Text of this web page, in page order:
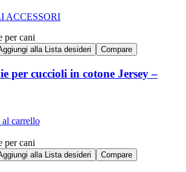
ACCESSORI
alla Lista desideri Compare
per cuccioli in cotone Jersey –
carrello
alla Lista desideri Compare